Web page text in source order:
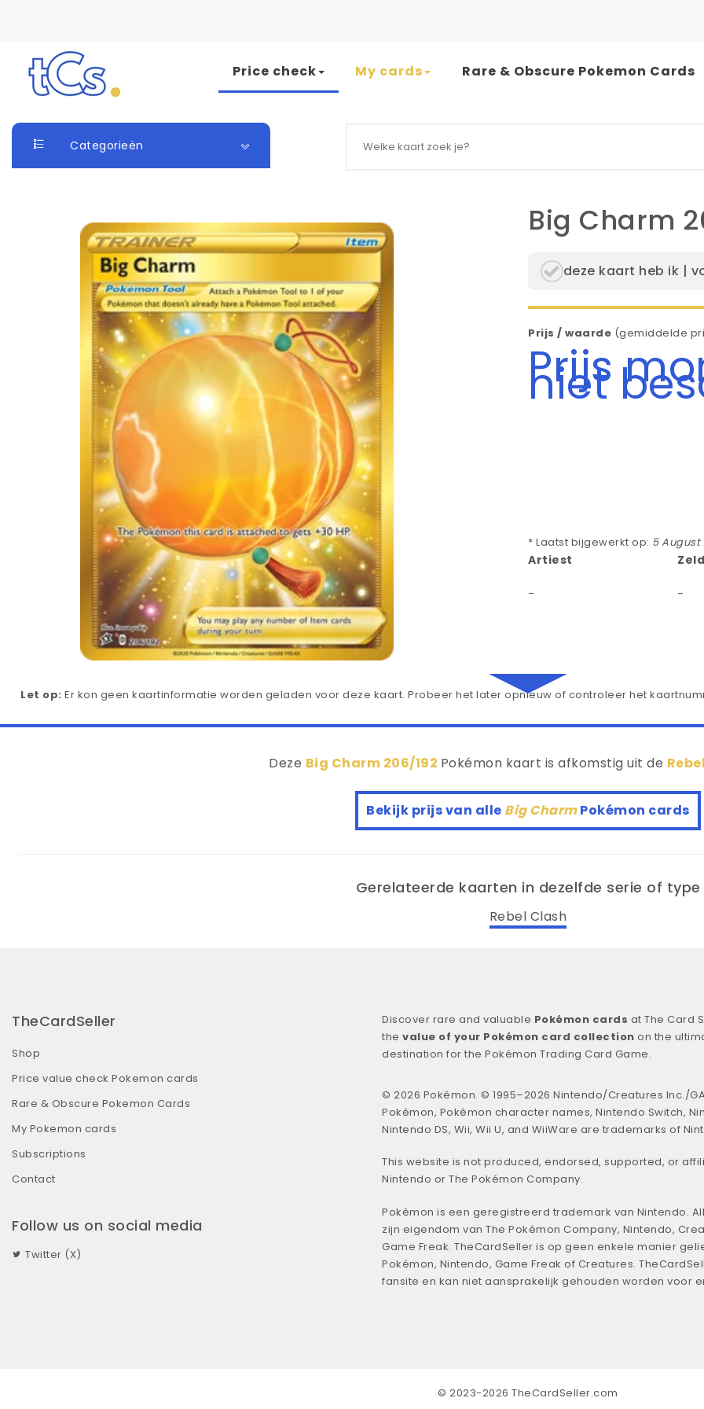
Skip to content
Price check My cards Rare & Obscure Pokemon Cards
Categorieën
Big Charm
deze kaart heb ik |
Prijs / waarde (gemiddelde
Prijs
niet
* Laatst bijgewerkt op: 5 August
Artiest
- -
Let op: Er kon geen kaartinformatie worden geladen voor deze kaart. Probeer het later opnieuw of controleer het
Deze Big Charm 206/192 Pokémon kaart is afkomstig uit de
Bekijk prijs van alle Big CharmPokémon cards
Gerelateerde kaarten in dezelfde serie of type
Rebel Clash
TheCardSeller
Shop
Price value check Pokemon cards
Rare & Obscure Pokemon Cards
My Pokemon cards
Subscriptions
Contact
Follow us on social media
Twitter (X)
Discover rare and valuable Pokémon cards at The Card
the value of your Pokémon card collection on the
destination for the Pokémon Trading Card Game.
© 2026 Pokémon. © 1995–2026 Nintendo/Creatures Inc./
Pokémon, Pokémon character names, Nintendo Switch,
Nintendo DS, Wii, Wii U, and WiiWare are trademarks of
This website is not produced, endorsed, supported, or
Nintendo or The Pokémon Company.
Pokémon is een geregistreerd trademark van Nintendo.
zijn eigendom van The Pokémon Company, Nintendo,
Game Freak. TheCardSeller is op geen enkele manier
Pokémon, Nintendo, Game Freak of Creatures.
fansite en kan niet aansprakelijk gehouden worden voor
© 2023-2026 TheCardSeller.com